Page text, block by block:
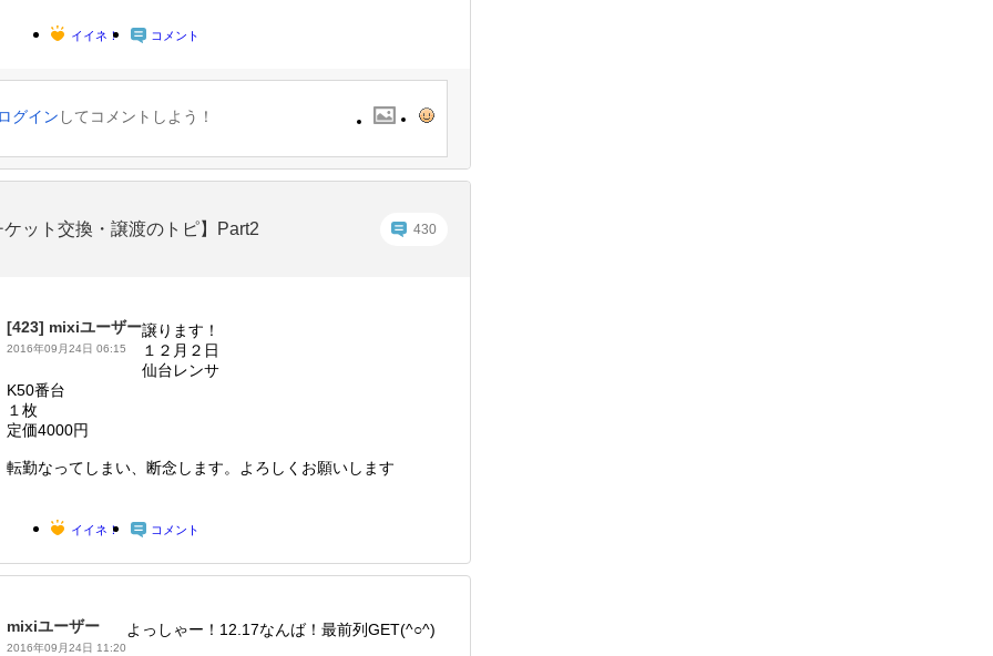
イイネ！ コメント
グイン してコメントしよう！
ケット交換・譲渡のトピ】Part2 430
[423] mixiユーザー
2016年09月24日 06:15
譲ります！
１２月２日
仙台レンサ
K50番台
１枚
定価4000円
転勤なってしまい、断念します。よろしくお願いします
イイネ！ コメント
mixiユーザー
2016年09月24日 11:20
よっしゃー！12.17なんば！最前列GET(^○^)